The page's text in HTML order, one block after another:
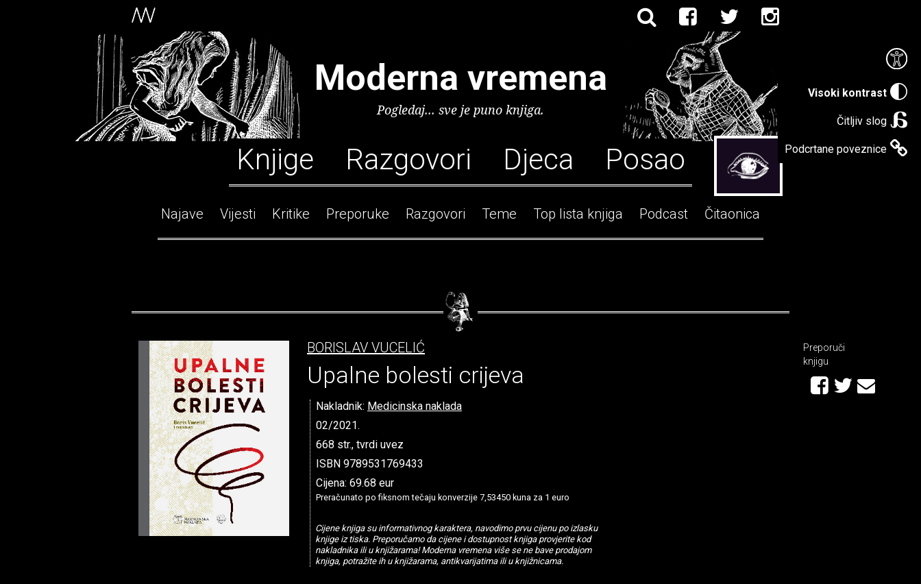
Visoki kontrast
Čitljiv slog
Podcrtane poveznice
Moderna vremena
Pogledaj... sve je puno knjiga.
Knjige Razgovori Djeca Posao
Najave Vijesti Kritike Preporuke Razgovori Teme Top lista knjiga Podcast Čitaonica
BORISLAV VUCELIĆ
Upalne bolesti crijeva
Nakladnik: Medicinska naklada
02/2021.
668 str., tvrdi uvez
ISBN 9789531769433
Cijena: 69.68 eur
Preračunato po fiksnom tečaju konverzije 7,53450 kuna za 1 euro
Cijene knjiga su informativnog karaktera, navodimo prvu cijenu po izlasku
knjige iz tiska. Preporučamo da cijene i dostupnost knjiga provjerite kod
nakladnika ili u knjižarama! Moderna vremena više se ne bave prodajom
knjiga, potražite ih u knjižarama, antikvarijatima ili u knjižnicama.
Preporuči
knjigu